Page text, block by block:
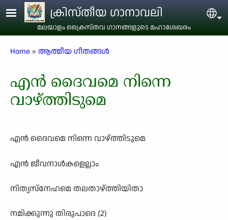
Skip to main contentക്രിസ്തീയ ഗാനാവലി
മലയാളം ക്രൈസ്തവ ഗാനങ്ങളുടെ മഹാശേഖരം
Breadcrumb
Home ആത്മീയ ഗീതങ്ങൾ
എൻ ദൈവമെ നിന്നെ
വാഴ്ത്തിടുമെ
എൻ ദൈവമെ നിന്നെ വാഴ്ത്തിടുമെ
എൻ ജീവനാൾകളെല്ലാം
നിത്യസ്നേഹമെ തലതാഴ്ത്തിയിതാ
നമിക്കുന്നു തിരുപാദെ (2)